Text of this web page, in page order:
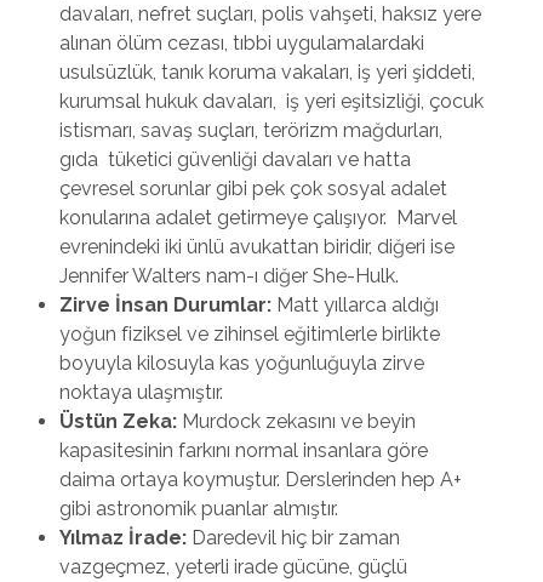
davaları, nefret suçları, polis vahşeti, haksız yere
alınan ölüm cezası, tıbbi uygulamalardaki
usulsüzlük, tanık koruma vakaları, iş yeri şiddeti,
kurumsal hukuk davaları, iş yeri eşitsizliği, çocuk
istismarı, savaş suçları, terörizm mağdurları,
gıda tüketici güvenliği davaları ve hatta
çevresel sorunlar gibi pek çok sosyal adalet
konularına adalet getirmeye çalışıyor. Marvel
evrenindeki iki ünlü avukattan biridir, diğeri ise
Jennifer Walters nam-ı diğer She-Hulk.
Zirve İnsan Durumlar: Matt yıllarca aldığı
yoğun fiziksel ve zihinsel eğitimlerle birlikte
boyuyla kilosuyla kas yoğunluğuyla zirve
noktaya ulaşmıştır.
Üstün Zeka: Murdock zekasını ve beyin
kapasitesinin farkını normal insanlara göre
daima ortaya koymuştur. Derslerinden hep A+
gibi astronomik puanlar almıştır.
Yılmaz İrade: Daredevil hiç bir zaman
vazgeçmez, yeterli irade gücüne, güçlü